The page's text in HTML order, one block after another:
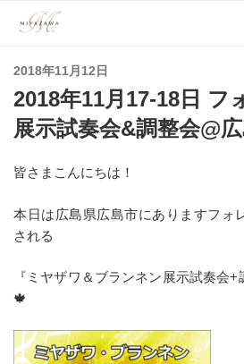
投
稿
日:
2018年11月12日
2018年11月17-18日 フ
展示試奏会&調整会@
皆さまこんにちは！
本日は広島県広島市にありますフォ
される
『ミヤザワ＆ブランネン展示試奏会
🍁